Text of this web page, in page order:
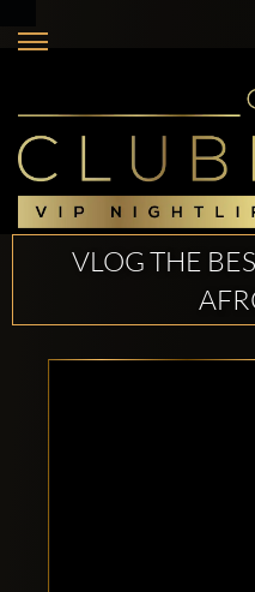
VLOG THE